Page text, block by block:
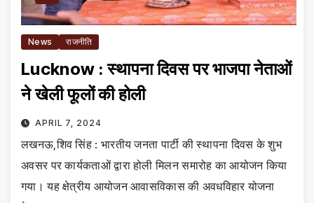
News राजनीति
Lucknow : स्थापना दिवस पर भाजपा नेताओं
ने खेली फूलों की होली
APRIL 7, 2024
लखनऊ,शिव सिंह : भारतीय जनता पार्टी की स्थापना दिवस के शुभ
अवसर पर कार्यकताओं द्वारा होली मिलन समारोह का आयोजन किया
गया। यह क्षेत्रीय आयोजन आवासविकास की अवधविहार योजना